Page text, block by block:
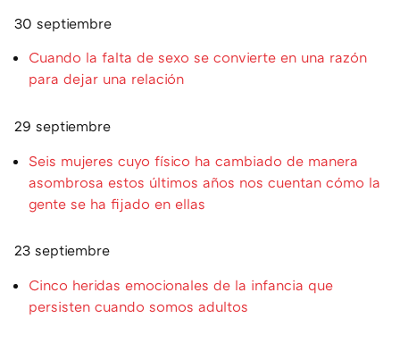
30 septiembre
Cuando la falta de sexo se convierte en una razón
para dejar una relación
29 septiembre
Seis mujeres cuyo físico ha cambiado de manera
asombrosa estos últimos años nos cuentan cómo la
gente se ha fijado en ellas
23 septiembre
Cinco heridas emocionales de la infancia que
persisten cuando somos adultos